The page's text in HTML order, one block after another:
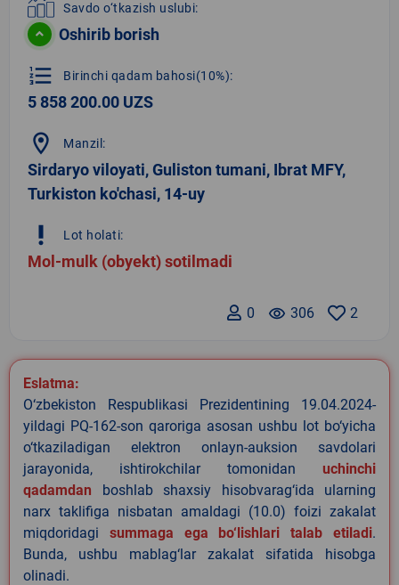
Savdo o‘tkazish uslubi:
Oshirib borish
format_list_numbered Birinchi qadam bahosi(10%):
5 858 200.00 UZS
location_on Manzil:
Sirdaryo viloyati, Guliston tumani, Ibrat MFY,
Turkiston ko'chasi, 14-uy
priority_high Lot holati:
Mol-mulk (obyekt) sotilmadi
2
remove_red_eye 306
0
Eslatma:
O‘zbekiston Respublikasi Prezidentining 19.04.2024-
yildagi PQ-162-son qaroriga asosan ushbu lot bo‘yicha
o‘tkaziladigan elektron onlayn-auksion savdolari
jarayonida, ishtirokchilar tomonidan uchinchi
qadamdan boshlab shaxsiy hisobvarag‘ida ularning
narx taklifiga nisbatan amaldagi (10.0) foizi zakalat
miqdoridagi summaga ega bo‘lishlari talab etiladi.
Bunda, ushbu mablag‘lar zakalat sifatida hisobga
olinadi.